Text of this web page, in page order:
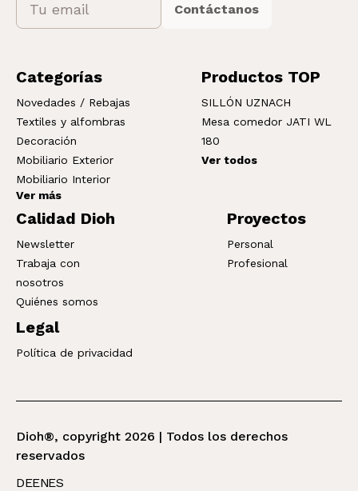
Contáctanos
Categorías
Novedades / Rebajas
Textiles y alfombras
Decoración
Mobiliario Exterior
Mobiliario Interior
Ver más
Productos TOP
SILLÓN UZNACH
Mesa comedor JATI WL
180
Ver todos
Calidad Dioh
Newsletter
Trabaja con
nosotros
Quiénes somos
Proyectos
Personal
Profesional
Legal
Política de privacidad
Dioh®, copyright 2026 | Todos los derechos
reservados
DEENES